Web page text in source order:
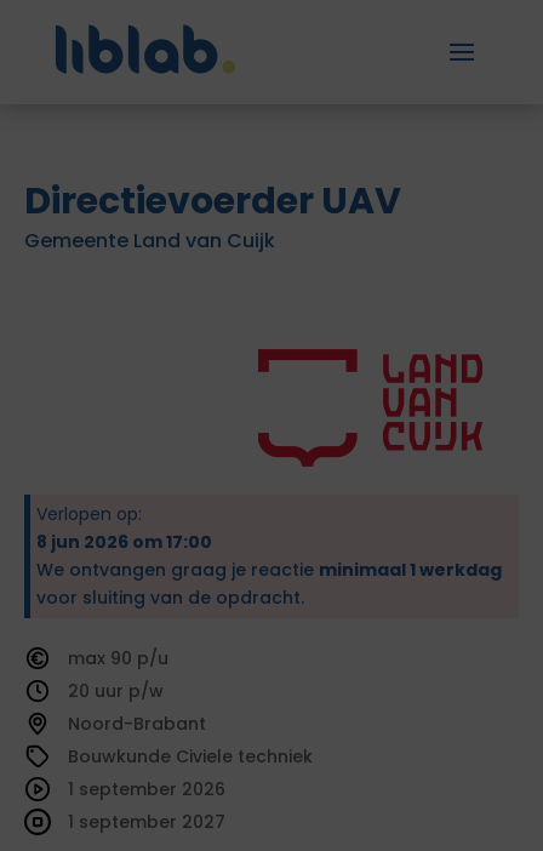
Directievoerder UAV
Gemeente Land van Cuijk
Verlopen op:
8 jun 2026 om 17:00
We ontvangen graag je reactie minimaal 1 werkdag
voor sluiting van de opdracht.
90
20
Noord-Brabant
Bouwkunde Civiele techniek
1 september 2026
1 september 2027